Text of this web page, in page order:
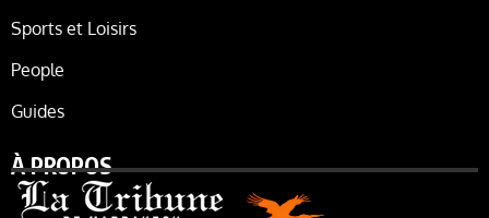
Sports et Loisirs
People
Guides
À PROPOS